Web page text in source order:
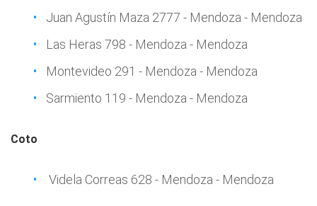
Juan Agustín Maza 2777 - Mendoza - Mendoza
Las Heras 798 - Mendoza - Mendoza
Montevideo 291 - Mendoza - Mendoza
Sarmiento 119 - Mendoza - Mendoza
Coto
Videla Correas 628 - Mendoza - Mendoza